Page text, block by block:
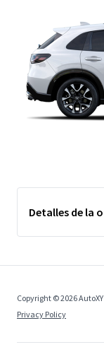
Detalles de la
Copyright © 2026
Privacy Policy